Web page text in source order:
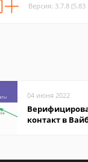
Версия: 3.7.8
04 июня 2022
контакт в